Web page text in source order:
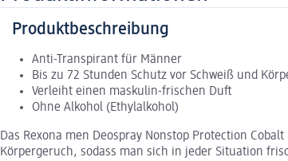
Produktbeschreibung
Anti-Transpirant für Männer
Bis zu 72 Stunden Schutz vor Schweiß und
Verleiht einen maskulin-frischen Duft
Ohne Alkohol (Ethylalkohol)
Das Rexona men Deospray Nonstop Protection
Körpergeruch, sodass man sich in jeder Situation